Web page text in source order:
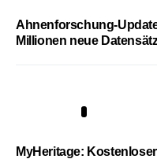
Ahnenforschung-
Millionen neue
MyHeritage: